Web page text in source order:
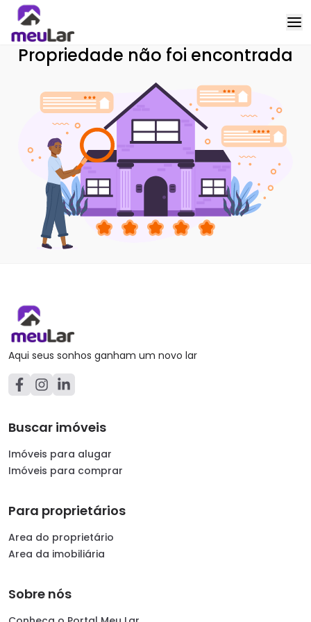
Propriedade não foi encontrada
Aqui seus sonhos ganham um novo lar
Buscar imóveis
Imóveis para alugar
Imóveis para comprar
Para proprietários
Area do proprietário
Area da imobiliária
Sobre nós